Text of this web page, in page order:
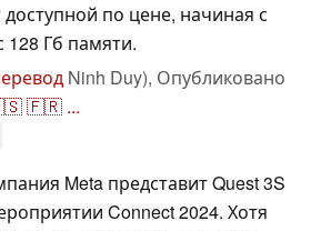
доступной по цене, начиная с
128 Гб памяти.
Ninh Duy), Опубликовано
🇫🇷 ...
Meta представит Quest 3S
Connect 2024. Хотя